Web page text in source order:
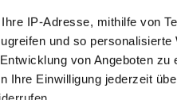
IP-Adresse, mithilfe von
und so personalisierte
von Angeboten zu
Ihre Einwilligung jederzeit